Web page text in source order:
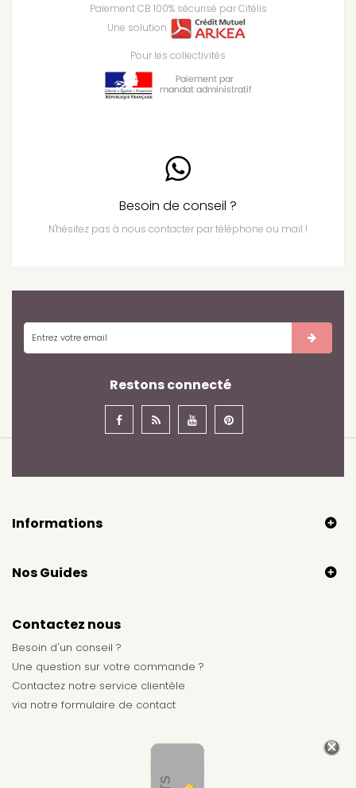
Paiement CB 100% sécurisé par Citélis
Une solution
Pour les collectivités
Besoin de conseil ?
N'hésitez pas à nous contacter par téléphone ou mail !
Restons connecté
Informations
Nos Guides
Contactez nous
Besoin d'un conseil ?
Une question sur votre commande ?
Contactez notre service clientèle
via notre formulaire de contact